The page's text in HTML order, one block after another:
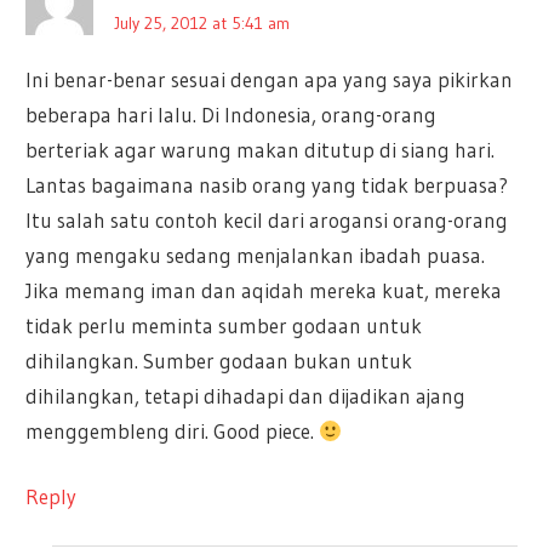
July 25, 2012 at 5:41 am
Ini benar-benar sesuai dengan apa yang saya pikirkan
beberapa hari lalu. Di Indonesia, orang-orang
berteriak agar warung makan ditutup di siang hari.
Lantas bagaimana nasib orang yang tidak berpuasa?
Itu salah satu contoh kecil dari arogansi orang-orang
yang mengaku sedang menjalankan ibadah puasa.
Jika memang iman dan aqidah mereka kuat, mereka
tidak perlu meminta sumber godaan untuk
dihilangkan. Sumber godaan bukan untuk
dihilangkan, tetapi dihadapi dan dijadikan ajang
menggembleng diri. Good piece.
Reply